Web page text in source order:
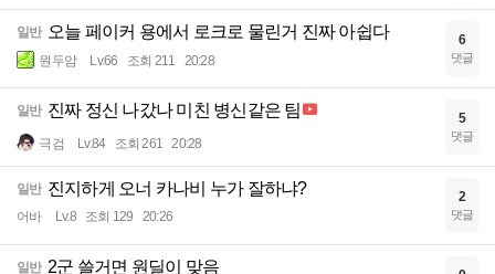
일반 오늘 페이커 용에서 로크로 물린거 진짜 아쉽다
원두암 Lv.66 조회 211 20:28
6
댓글
일반 진짜 정신 나갔나 미친 병신같은 팀
극검 Lv.84 조회 261 20:28
5
댓글
일반 진지하게 오너 카나비 누가 잘하냐?
어바 Lv.8 조회 129 20:26
2
댓글
일반 2군 쓸거면 원딜이 맞음